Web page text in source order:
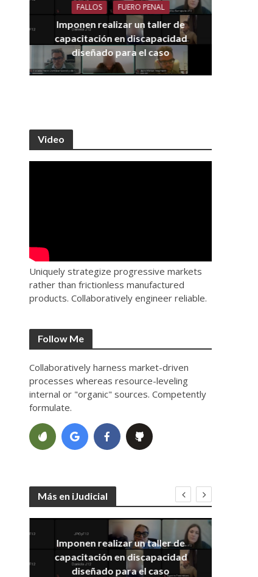
FALLOS FUERO PENAL
Imponen realizar un taller de
capacitación en discapacidad
diseñado para el caso
Video
Uniquely strategize progressive markets
rather than frictionless manufactured
products. Collaboratively engineer reliable.
Follow Me
Collaboratively harness market-driven
processes whereas resource-leveling
internal or "organic" sources. Competently
formulate.
Más en iJudicial
Imponen realizar un taller de
capacitación en discapacidad
diseñado para el caso